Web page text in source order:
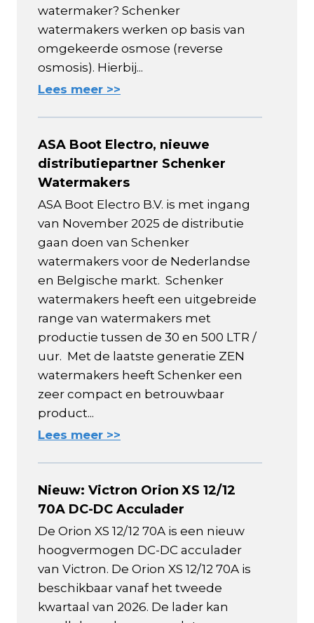
watermaker? Schenker
watermakers werken op basis van
omgekeerde osmose (reverse
osmosis). Hierbij...
Lees meer >>
ASA Boot Electro, nieuwe
distributiepartner Schenker
Watermakers
ASA Boot Electro B.V. is met ingang
van November 2025 de distributie
gaan doen van Schenker
watermakers voor de Nederlandse
en Belgische markt. Schenker
watermakers heeft een uitgebreide
range van watermakers met
productie tussen de 30 en 500 LTR /
uur. Met de laatste generatie ZEN
watermakers heeft Schenker een
zeer compact en betrouwbaar
product...
Lees meer >>
Nieuw: Victron Orion XS 12/12
70A DC-DC Acculader
De Orion XS 12/12 70A is een nieuw
hoogvermogen DC-DC acculader
van Victron. De Orion XS 12/12 70A is
beschikbaar vanaf het tweede
kwartaal van 2026. De lader kan